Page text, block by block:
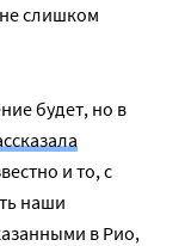
не слишком
будет, но в
и то, с
наши
в Рио,